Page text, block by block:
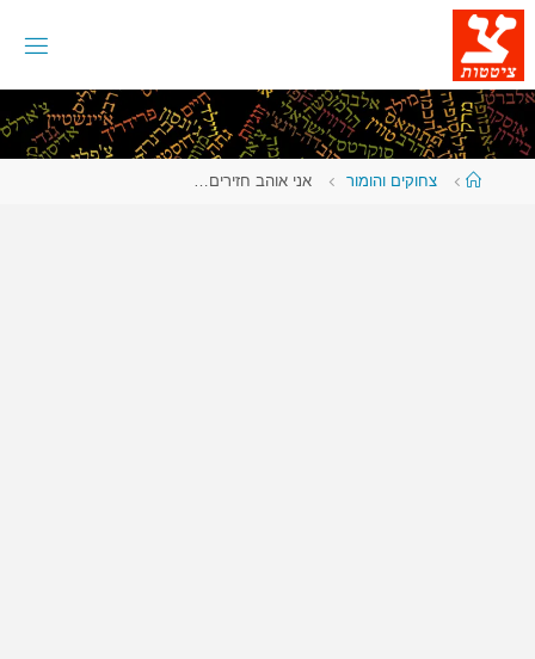
דלגו
לתוכן
עמודצחוקים והומור אני אוהב חזירים…